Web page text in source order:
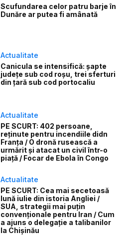
Scufundarea celor patru barje în
Dunăre ar putea fi amânată
Actualitate
Canicula se intensifică: șapte
județe sub cod roșu, trei sferturi
din țară sub cod portocaliu
Actualitate
PE SCURT: 402 persoane,
reținute pentru incendiile didn
Franța / O dronă rusească a
urmărit și atacat un civil într-o
piață / Focar de Ebola în Congo
Actualitate
PE SCURT: Cea mai secetoasă
lună iulie din istoria Angliei /
SUA, strategii mai puțin
convenționale pentru Iran / Cum
a ajuns o delegație a talibanilor
la Chișinău